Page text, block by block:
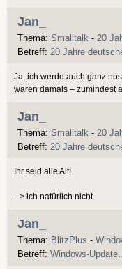
Jan_
Thema: Smalltalk - 20
Betreff: 20 Jahre
Ja, ich werde auch ganz
waren damals – zumindest
Jan_
Thema: Smalltalk - 20
Betreff: 20 Jahre
Ihr seid alle Alt!
--> ich natürlich nicht.
Jan_
Thema: BlitzPlus -
Betreff: Windows-